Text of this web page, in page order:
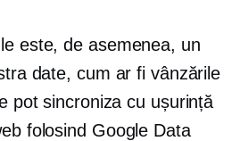
este, de asemenea, un
date, cum ar fi vânzările
pot sincroniza cu ușurință
folosind Google Data